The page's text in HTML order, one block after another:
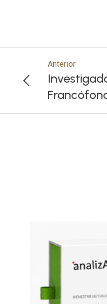
Anterior